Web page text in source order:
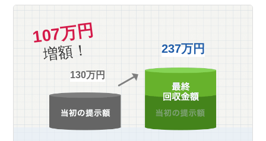
107万円
増額！
130万円
237万円